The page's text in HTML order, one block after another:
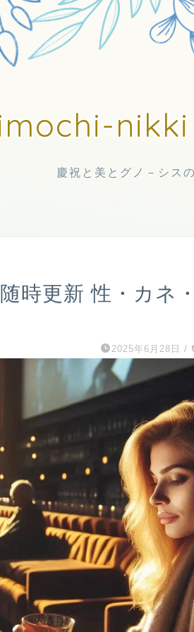
nikki
慶祝と美とグノ－シス
時更新 性・カネ・
2025年6月28日 /